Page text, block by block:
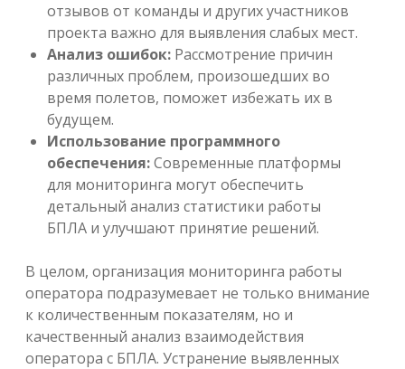
отзывов от команды и других участников
проекта важно для выявления слабых мест.
Анализ ошибок: Рассмотрение причин
различных проблем, произошедших во
время полетов, поможет избежать их в
будущем.
Использование программного
обеспечения:Современные платформы
для мониторинга могут обеспечить
детальный анализ статистики работы
БПЛА и улучшают принятие решений.
В целом, организация мониторинга работы
оператора подразумевает не только внимание
к количественным показателям, но и
качественный анализ взаимодействия
оператора с БПЛА. Устранение выявленных